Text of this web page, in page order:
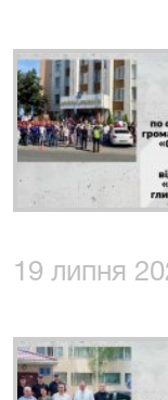
19 липня